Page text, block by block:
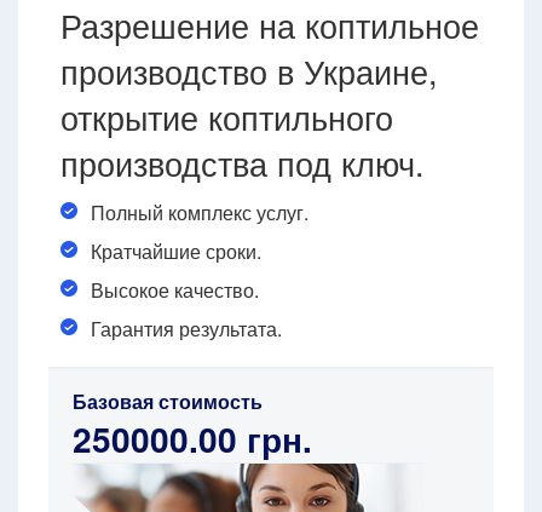
Разрешение на коптильное
производство в Украине,
открытие коптильного
производства под ключ.
Полный комплекс услуг.
Кратчайшие сроки.
Высокое качество.
Гарантия результата.
Базовая стоимость
250000.00 грн.